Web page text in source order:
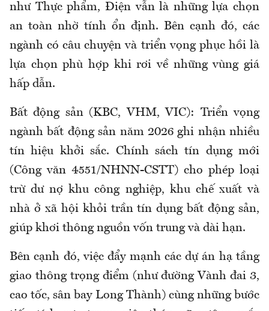
như Thực phẩm, Điện vẫn là những lựa chọn
an toàn nhờ tính ổn định. Bên cạnh đó, các
ngành có câu chuyện và triển vọng phục hồi là
lựa chọn phù hợp khi rơi về những vùng giá
hấp dẫn.
Bất động sản (KBC, VHM, VIC): Triển vọng
ngành bất động sản năm 2026 ghi nhận nhiều
tín hiệu khởi sắc. Chính sách tín dụng mới
(Công văn 4551/NHNN-CSTT) cho phép loại
trừ dư nợ khu công nghiệp, khu chế xuất và
nhà ở xã hội khỏi trần tín dụng bất động sản,
giúp khơi thông nguồn vốn trung và dài hạn.
Bên cạnh đó, việc đẩy mạnh các dự án hạ tầng
giao thông trọng điểm (như đường Vành đai 3,
cao tốc, sân bay Long Thành) cùng những bước